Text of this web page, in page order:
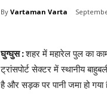
By Vartaman Varta
घुग्घुस :शहर में महारेल पुल का
ट्रांसपोर्ट सेक्टर में स्थानीय
है और सड़क पर पानी जमा हो गया